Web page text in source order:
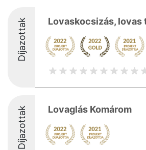
Díjazottak Lovaskocsizás, lovas
Díjazottak Lovaglás Komárom